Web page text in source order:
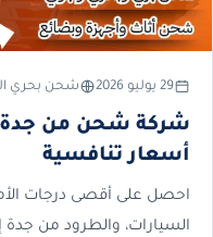
29 يوليو 2026 شحن بحري
أسعار تنافسية
احصل على أقصى درجات
السيارات، والطرود من